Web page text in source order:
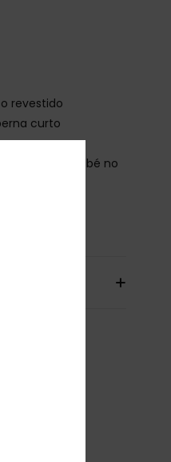
revestido
curto
de franzido bebé no